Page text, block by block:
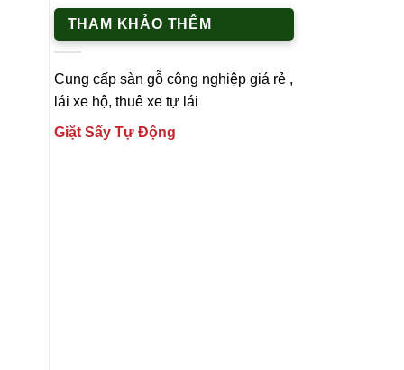
THAM KHẢO THÊM
Cung cấp sàn gỗ công nghiệpgiá rẻ ,
lái xe hộ, thuê xe tự lái
Giặt Sấy Tự Động